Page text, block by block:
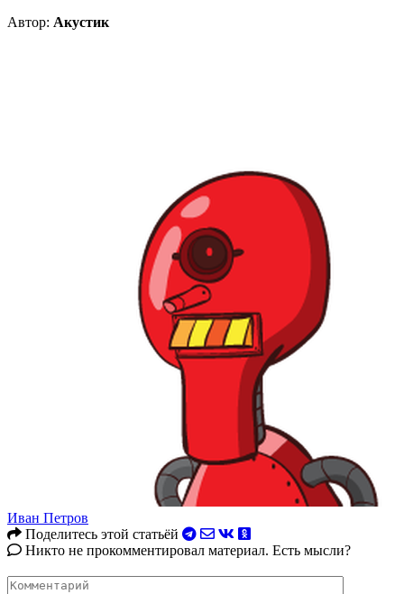
Автор: Акустик
Иван Петров
Поделитесь этой статьёй
Никто не прокомментировал материал. Есть мысли?